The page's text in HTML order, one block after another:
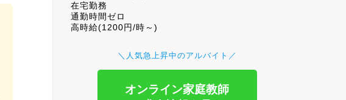
在宅勤務
通勤時間ゼロ
高時給(1200円/時～)
＼人気急上昇中のアルバイト／
オンライン家庭教師